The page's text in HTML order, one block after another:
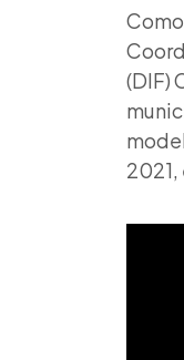
(DIF)